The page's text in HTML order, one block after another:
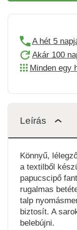
A hét 5
Akár 100
Minden egy
Leírás
Könnyű,
a textilből
papucscipő
rugalmas
talp
biztosít. A
belebújni.